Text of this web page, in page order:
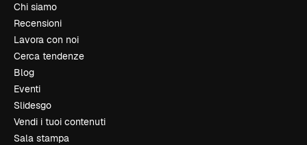
Chi siamo
Recensioni
Lavora con noi
Cerca tendenze
Blog
Eventi
Slidesgo
Vendi i tuoi contenuti
Sala stampa